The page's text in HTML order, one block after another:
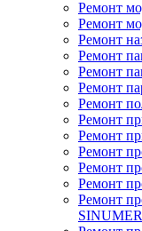
Ремонт
Ремонт
Ремонт
Ремонт
Ремонт
Ремонт
Ремонт
Ремонт
Ремонт
Ремонт
Ремонт
Ремонт
Ремонт